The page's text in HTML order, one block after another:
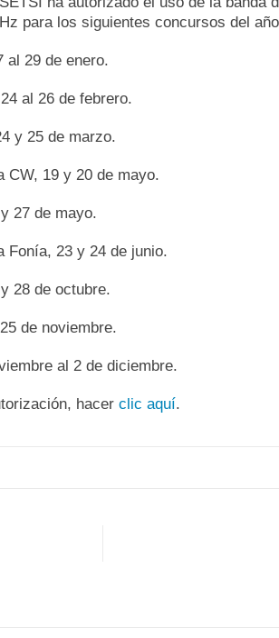
para los siguientes concursos del
al 29 de enero.
al 26 de febrero.
y 25 de marzo.
CW, 19 y 20 de mayo.
27 de mayo.
Fonía, 23 y 24 de junio.
28 de octubre.
de noviembre.
al 2 de diciembre.
hacer clic aquí.